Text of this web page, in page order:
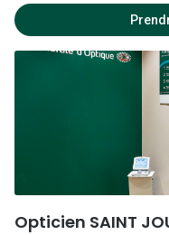
Opticien SAINT